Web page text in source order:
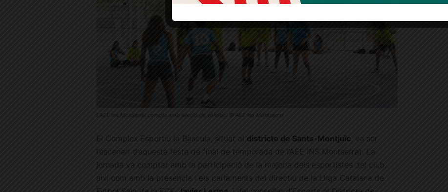
L’AEE Ins Monserrat compta amb secció de voleibol © AEE Ins Montserrat
El Complex Esportiu la Bàscula, situat al districte de Sants-Montjuïc, va ser
l’escenari d’aquesta festa de final de temporada de l’AEE INS Montserrat. La
jornada va comptar amb la participació de la majoria dels esportistes del club,
així com amb la presència i els parlaments del directiu de la Lliga Catalana de